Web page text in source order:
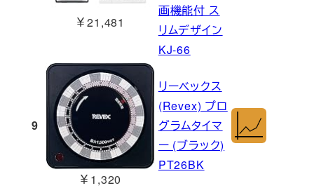
￥21,481
画機能付 ス
リムデザイン
KJ-66
9
￥1,320
リーベックス
(Revex) プロ
グラムタイマ
ー (ブラック)
PT26BK